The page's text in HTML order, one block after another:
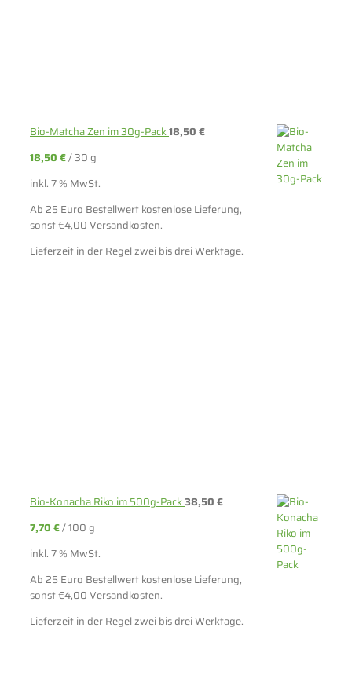
Bio-Matcha Zen im 30g-Pack18,50€
18,50€/30 g
inkl. 7 % MwSt.
Ab 25 Euro Bestellwert kostenlose Lieferung,
sonst €4,00 Versandkosten.
Lieferzeit in der Regel zwei bis drei Werktage.
Bio-Konacha Riko im 500g-Pack38,50€
7,70€/100 g
inkl. 7 % MwSt.
Ab 25 Euro Bestellwert kostenlose Lieferung,
sonst €4,00 Versandkosten.
Lieferzeit in der Regel zwei bis drei Werktage.